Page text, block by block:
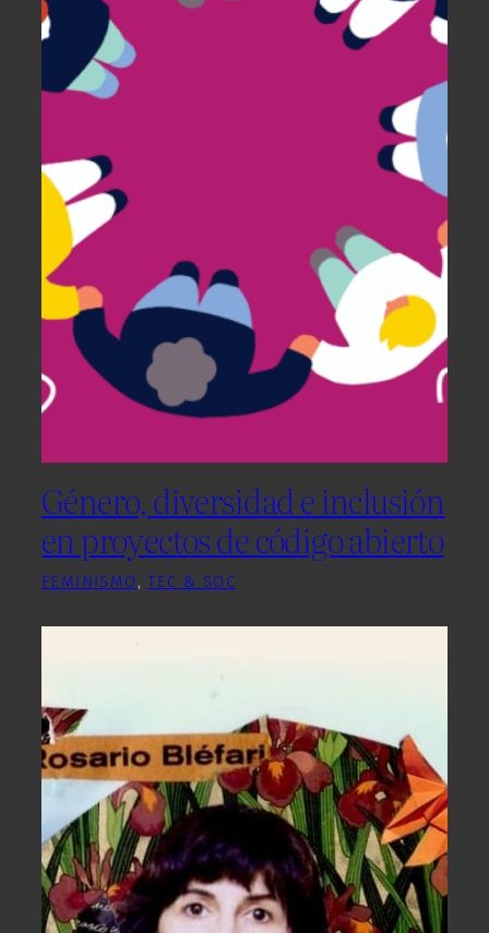
Género, diversidad e inclusión
en proyectos de código abierto
FEMINISMO, TEC & SOC